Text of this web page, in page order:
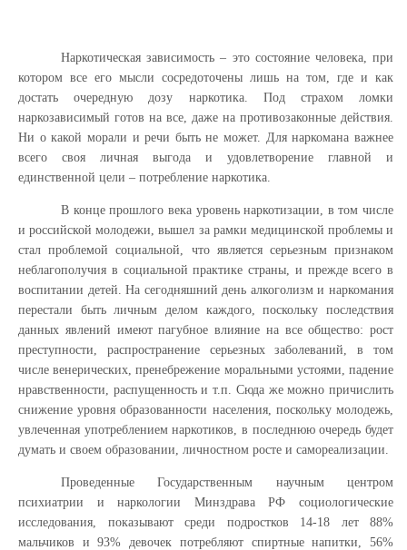
Наркотическая зависимость – это состояние человека, при
котором все его мысли сосредоточены лишь на том, где и как
достать очередную дозу наркотика. Под страхом ломки
наркозависимый готов на все, даже на противозаконные действия.
Ни о какой морали и речи быть не может. Для наркомана важнее
всего своя личная выгода и удовлетворение главной и
единственной цели – потребление наркотика.
В конце прошлого века уровень наркотизации, в том числе
и российской молодежи, вышел за рамки медицинской проблемы и
стал проблемой социальной, что является серьезным признаком
неблагополучия в социальной практике страны, и прежде всего в
воспитании детей. На сегодняшний день алкоголизм и наркомания
перестали быть личным делом каждого, поскольку последствия
данных явлений имеют пагубное влияние на все общество: рост
преступности, распространение серьезных заболеваний, в том
числе венерических, пренебрежение моральными устоями, падение
нравственности, распущенность и т.п. Сюда же можно причислить
снижение уровня образованности населения, поскольку молодежь,
увлеченная употреблением наркотиков, в последнюю очередь будет
думать и своем образовании, личностном росте и самореализации.
Проведенные Государственным научным центром
психиатрии и наркологии Минздрава РФ социологические
исследования, показывают среди подростков 14-18 лет 88%
мальчиков и 93% девочек потребляют спиртные напитки, 56%